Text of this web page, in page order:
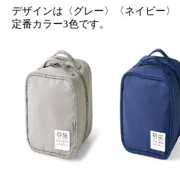
デザインは〈グレー〉〈ネイビー
定番カラー3色です。